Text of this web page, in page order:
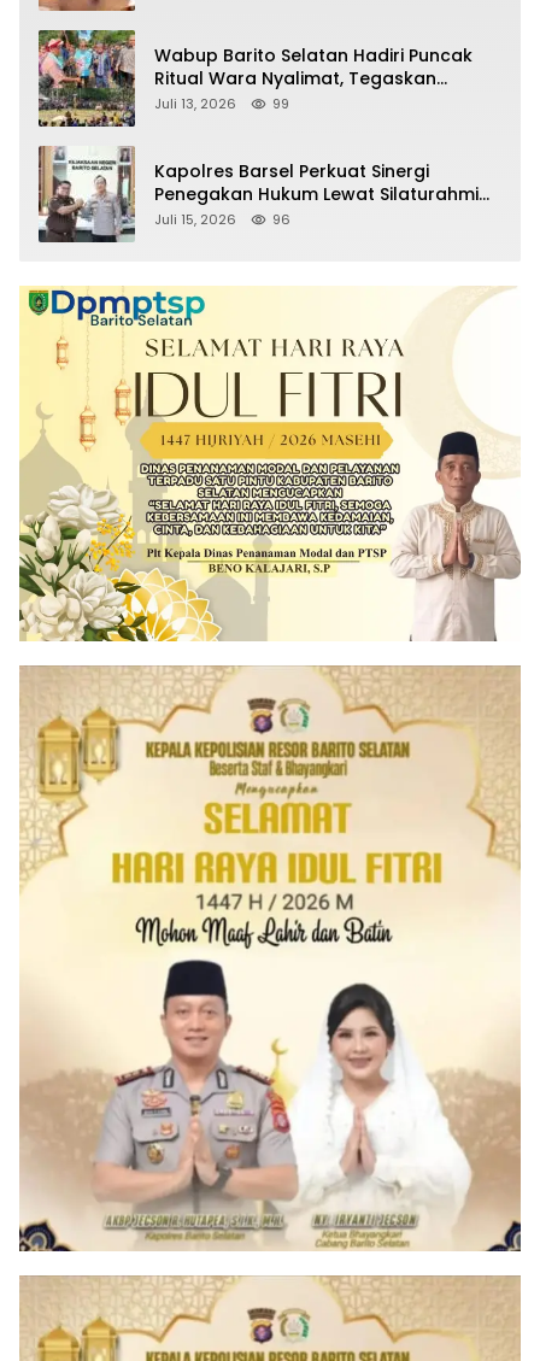
Wabup Barito Selatan Hadiri Puncak
Ritual Wara Nyalimat, Tegaskan
Komitmen Lestarikan Budaya Dayak
Juli 13, 2026 99
Kapolres Barsel Perkuat Sinergi
Penegakan Hukum Lewat Silaturahmi
dengan Kajari Barito Selatan
Juli 15, 2026 96